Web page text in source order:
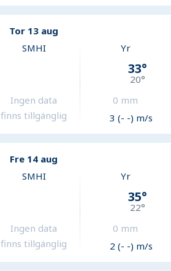
Tor 13 aug
SMHI
Ingen data
finns tillgänglig
Yr
33°
20°
0 mm
3 (- -) m/s
Fre 14 aug
SMHI
Ingen data
finns tillgänglig
Yr
35°
22°
0 mm
2 (- -) m/s